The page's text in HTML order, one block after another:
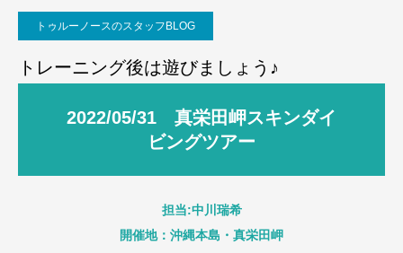
トゥルーノースのスタッフBLOG
トレーニング後は遊びましょう♪
2022/05/31 真栄田岬スキンダイ
ビングツアー
担当:中川瑞希
開催地：沖縄本島・真栄田岬